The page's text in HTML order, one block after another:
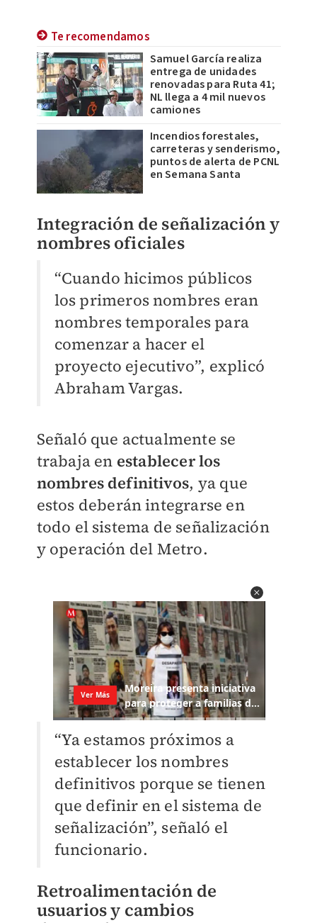
Te recomendamos
Samuel García realiza
entrega de unidades
renovadas para Ruta 41;
NL llega a 4 mil nuevos
camiones
Incendios forestales,
carreteras y senderismo,
puntos de alerta de PCNL
en Semana Santa
Integración de señalización y
nombres oficiales
“Cuando hicimos públicos
los primeros nombres eran
nombres temporales para
comenzar a hacer el
proyecto ejecutivo”, explicó
Abraham Vargas.
Señaló que actualmente se
trabaja en establecer los
nombres definitivos, ya que
estos deberán integrarse en
todo el sistema de señalización
y operación del Metro.
“Ya estamos próximos a
establecer los nombres
definitivos porque se tienen
que definir en el sistema de
señalización”, señaló el
funcionario.
Retroalimentación de
usuarios y cambios